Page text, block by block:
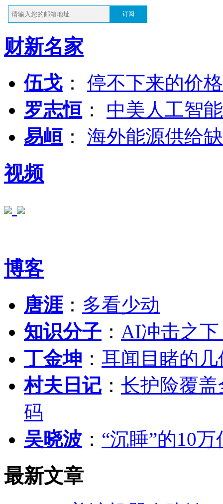
订阅
财新名家
伍戈 ： 停不下来的价
罗志恒 ： 中美人工智
易峘 ： 海外能源供给
视频
博客
唐涯： 多看少动
知识分子 ： AI冲击之
丁金坤 ： 耳闻目睹的
村夫日记 ： 长护险覆
码
吴晓波 ： “沉睡”的10
最新文章